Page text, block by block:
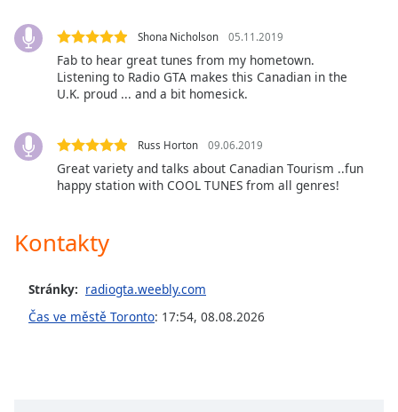
opens
subtitles
settings
dialog
subtitles
selected
in-
Picture
Shona Nicholson 05.11.2019
Fab to hear great tunes from my hometown.
Listening to Radio GTA makes this Canadian in the
U.K. proud ... and a bit homesick.
Russ Horton 09.06.2019
Great variety and talks about Canadian Tourism ..fun
happy station with COOL TUNES from all genres!
Kontakty
Stránky: radiogta.weebly.com
Čas ve městě Toronto: 17:54, 08.08.2026